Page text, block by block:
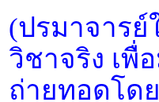
(ปรมาจาร
วิชาจริง เพื่
ถ่ายทอดโด